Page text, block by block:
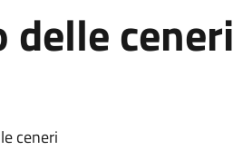
ceneri
ceneri